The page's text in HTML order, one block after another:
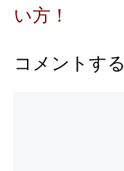
い方！
コメントする